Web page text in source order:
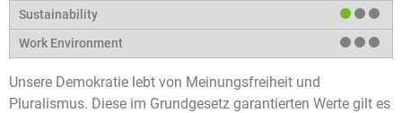
Unsere Demokratie lebt von Meinungsfreiheit und
Pluralismus. Diese im Grundgesetz garantierten Werte gilt es